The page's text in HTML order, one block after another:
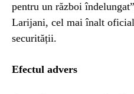
pentru un război
Larijani, cel mai înalt
securității.
Efectul advers